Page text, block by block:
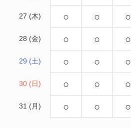
27 (木) ○ ○ ○
28 (金) ○ ○ ○
29 (土) ○ ○ ○
30 (日) ○ ○ ○
31 (月) ○ ○ ○